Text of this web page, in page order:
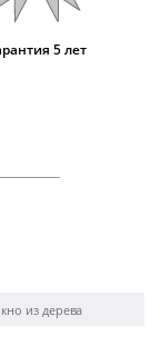
5 лет
из дерева